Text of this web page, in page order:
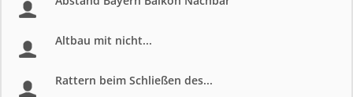
Altbau mit nicht...
Rattern beim Schließen des...